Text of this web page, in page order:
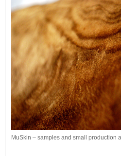
MuSkin – samples and small production